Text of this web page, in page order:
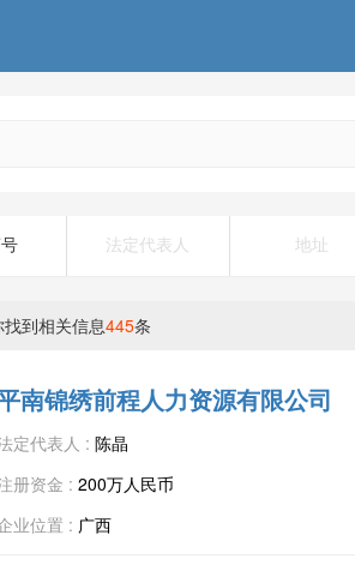
法定代表人 地址
找到相关信息445条
南锦绣前程人力资源有限公司
定代表人 : 陈晶
册资金 : 200万人民币
业位置 : 广西